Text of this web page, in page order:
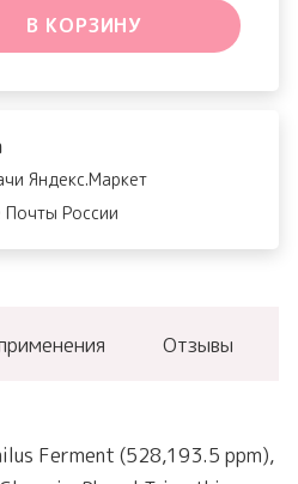
В КОРЗИНУ
Яндекс.Маркет
Почты России
Отзывы
Ferment (528,193.5 ppm),